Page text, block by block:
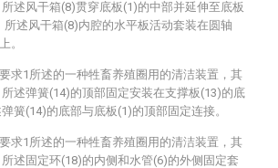
述风干箱(8)贯穿底板(1)的中部并延伸至底板
所述风干箱(8)内腔的水平板活动套装在圆轴
。
求1所述的一种牲畜养殖圈用的清洁装置，其
述弹簧(14)的顶部固定安装在支撑板(13)的底
簧(14)的底部与底板(1)的顶部固定连接。
求1所述的一种牲畜养殖圈用的清洁装置，其
述固定环(18)的内侧和水管(6)的外侧固定套